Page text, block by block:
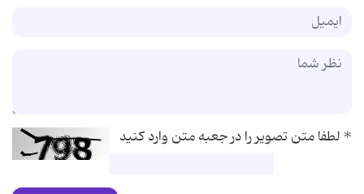
*لطفا متن تصویر را در جعبه متن وارد کنید